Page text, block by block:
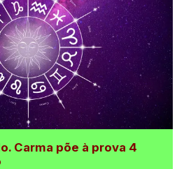
Carma põe à prova 4